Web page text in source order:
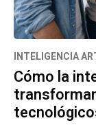
INTELIGENCIA
Cómo la